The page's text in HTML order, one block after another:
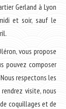
Gerland à Lyon
et soir, sauf le
vous propose
pouvez composer
respectons les
visite, nous
coquillages et de